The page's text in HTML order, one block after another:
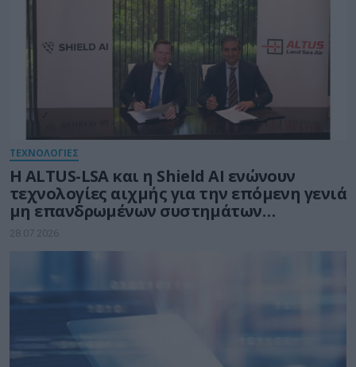
ΤΕΧΝΟΛΟΓΙΕΣ
Η ALTUS-LSA και η Shield AI ενώνουν
τεχνολογίες αιχμής για την επόμενη γενιά
μη επανδρωμένων συστημάτων
αεροσκαφών
28.07.2026